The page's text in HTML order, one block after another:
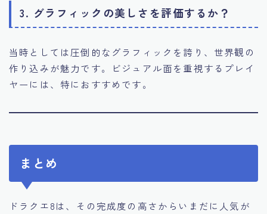
3. グラフィックの美しさを評価するか？
当時としては圧倒的なグラフィックを誇り、世界観の
作り込みが魅力です。ビジュアル面を重視するプレイ
ヤーには、特におすすめです。
まとめ
ドラクエ8は、その完成度の高さからいまだに人気が